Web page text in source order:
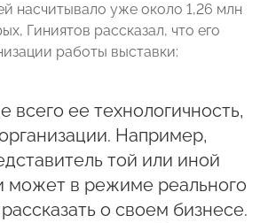
насчитывало уже около 1,26 млн
Гиниятов рассказал, что его
работы выставки:
ее технологичность,
Например,
той или иной
может в режиме реального
о своем бизнесе.